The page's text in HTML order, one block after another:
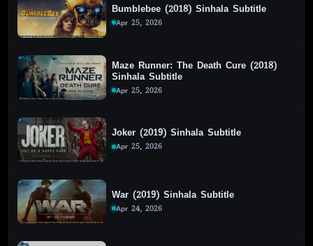
Bumblebee (2018) Sinhala Subtitle
Apr 25, 2026
Maze Runner: The Death Cure (2018)
Sinhala Subtitle
Apr 25, 2026
Joker (2019) Sinhala Subtitle
Apr 25, 2026
War (2019) Sinhala Subtitle
Apr 24, 2026